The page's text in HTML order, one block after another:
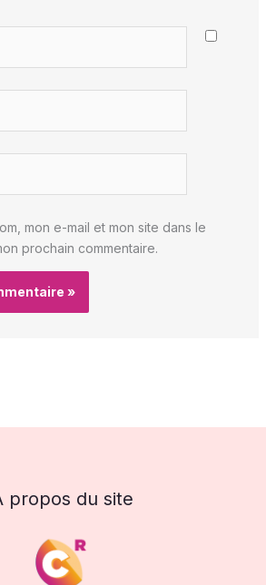
mon e-mail et mon site dans le
prochain commentaire.
propos du site